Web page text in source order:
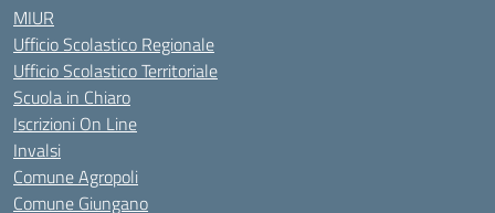
MIUR
Ufficio Scolastico Regionale
Ufficio Scolastico Territoriale
Scuola in Chiaro
Iscrizioni On Line
Invalsi
Comune Agropoli
Comune Giungano